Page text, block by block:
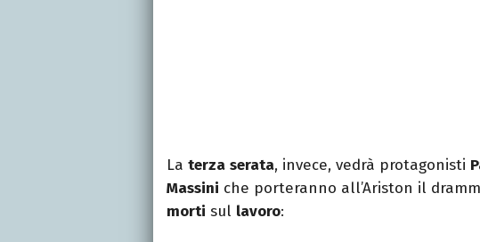
La terza serata, invece, vedrà protagonisti
Massini che porteranno all’Ariston il
morti sul lavoro: